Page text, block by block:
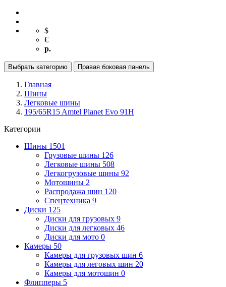
$
€
р.
Выбрать категорию Правая боковая панель
Главная
Шины
Легковые шины
195/65R15 Amtel Planet Evo 91H
Категории
Шины 1501
Грузовые шины 126
Легковые шины 508
Легкогрузовые шины 92
Мотошины 2
Распродажа шин 120
Спецтехника 9
Диски 125
Диски для грузовых 9
Диски для легковых 46
Диски для мото 0
Камеры 50
Камеры для грузовых шин 6
Камеры для леговых шин 20
Камеры для мотошин 0
Флипперы 5